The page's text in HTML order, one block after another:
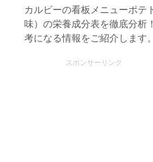
カルビーの看板メニューポテ
味）の栄養成分表を徹底分
考になる情報をご紹介します。
スポンサーリンク